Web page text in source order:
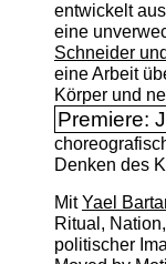
entwickelt
eine
Schneider
eine Arbeit
Körper und
Premiere:
Denken des
MitYael
Ritual,
politischer